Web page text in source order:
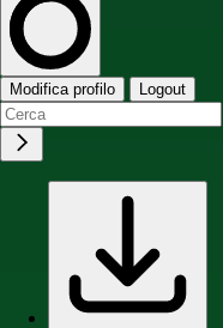
Modifica profilo Logout